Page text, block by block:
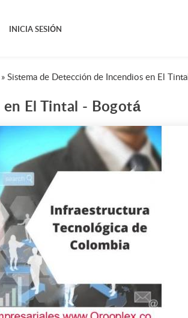
INICIA SESIÓN
» Sistema de Detección de Incendios en El Tintal
El Tintal - Bogotá